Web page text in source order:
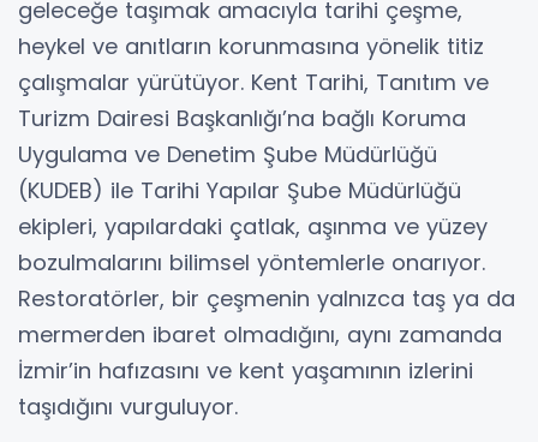
geleceğe taşımak amacıyla tarihi çeşme,
heykel ve anıtların korunmasına yönelik titiz
çalışmalar yürütüyor. Kent Tarihi, Tanıtım ve
Turizm Dairesi Başkanlığı’na bağlı Koruma
Uygulama ve Denetim Şube Müdürlüğü
(KUDEB) ile Tarihi Yapılar Şube Müdürlüğü
ekipleri, yapılardaki çatlak, aşınma ve yüzey
bozulmalarını bilimsel yöntemlerle onarıyor.
Restoratörler, bir çeşmenin yalnızca taş ya da
mermerden ibaret olmadığını, aynı zamanda
İzmir’in hafızasını ve kent yaşamının izlerini
taşıdığını vurguluyor.